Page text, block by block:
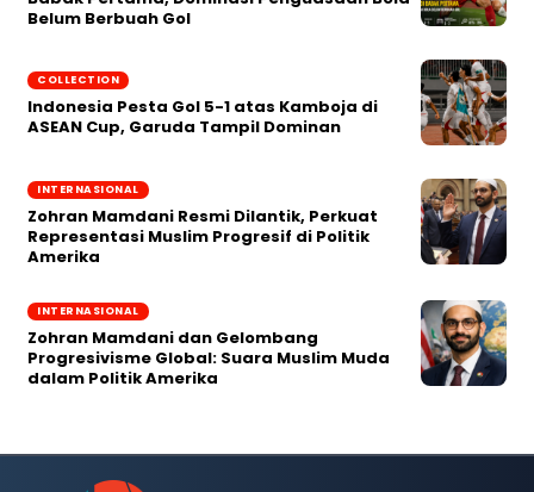
Belum Berbuah Gol
COLLECTION
Indonesia Pesta Gol 5-1 atas Kamboja di
ASEAN Cup, Garuda Tampil Dominan
INTERNASIONAL
Zohran Mamdani Resmi Dilantik, Perkuat
Representasi Muslim Progresif di Politik
Amerika
INTERNASIONAL
Zohran Mamdani dan Gelombang
Progresivisme Global: Suara Muslim Muda
dalam Politik Amerika